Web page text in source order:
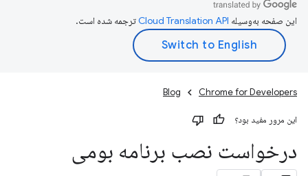
این صفحه به‌وسیله ترجمه شده است.
Chrome for Developers
Blog
این مرور مفید بود؟
درخواست نصب برنامه بومی